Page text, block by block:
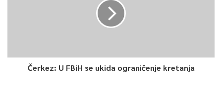
Čerkez: U FBiH se ukida ograničenje kretanja